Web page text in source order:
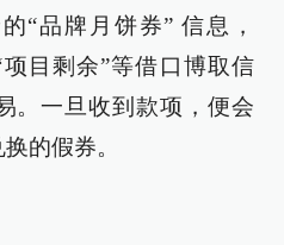
“品牌月饼券” 信息，
目剩余”等借口博取信
。一旦收到款项，便会
的假券。